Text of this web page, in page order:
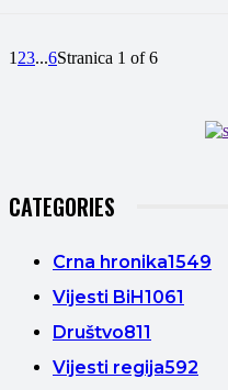
1 23...6Stranica 1 of 6
CATEGORIES
Crna hronika1549
Vijesti BiH1061
Društvo811
Vijesti regija592